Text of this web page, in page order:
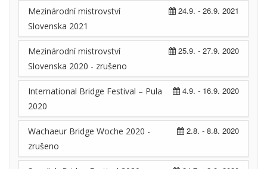
24.9. - 26.9. 2021
Mezinárodní mistrovství
Slovenska 2021
25.9. - 27.9. 2020
Mezinárodní mistrovství
Slovenska 2020 - zrušeno
4.9. - 16.9. 2020
International Bridge Festival – Pula
2020
2.8. - 8.8. 2020
Wachaeur Bridge Woche 2020 -
zrušeno